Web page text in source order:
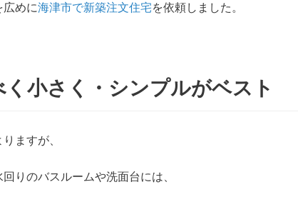
めに海津市で新築注文住宅を依頼しました。
く小さく・シンプルがベスト
ますが、
りのバスルームや洗面台には、